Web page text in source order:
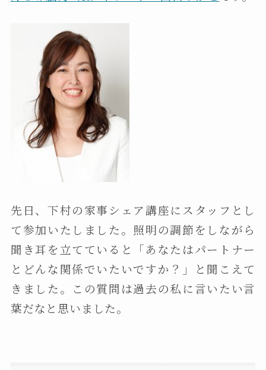
先日、下村の家事シェア講座にスタッフとし
て参加いたしました。照明の調節をしながら
聞き耳を立てていると「あなたはパートナー
とどんな関係でいたいですか？」と聞こえて
きました。この質問は過去の私に言いたい言
葉だなと思いました。